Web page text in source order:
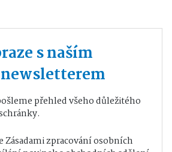
s naším
přehled všeho důležitého
Zásadami zpracování osobních